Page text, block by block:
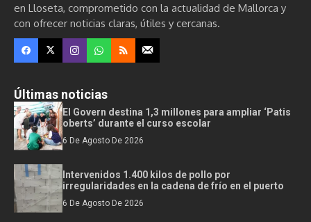
en Lloseta, comprometido con la actualidad de Mallorca y
con ofrecer noticias claras, útiles y cercanas.
Últimas noticias
El Govern destina 1,3 millones para ampliar ‘Patis
oberts’ durante el curso escolar
6 De Agosto De 2026
Intervenidos 1.400 kilos de pollo por
irregularidades en la cadena de frío en el puerto
6 De Agosto De 2026